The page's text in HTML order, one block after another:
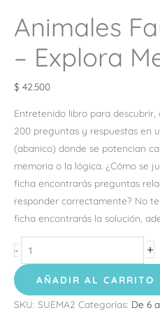
Animales
– Explora
$ 42.500
Entretenido libro para
200 preguntas y respuestas en
(abanico) donde se potencian
memoria o la lógica. ¿Cómo se
ficha encontrarás preguntas
responder correctamente? No te
ficha encontrarás la solución,
- +
AÑADIR AL CARRITO
SKU: SUEMA2 Categorías: De 6